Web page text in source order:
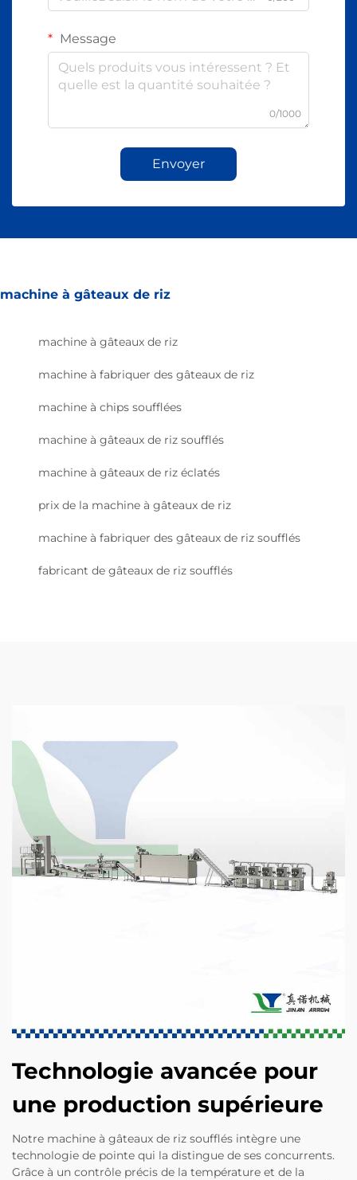
Message
0/1000
Envoyer
machine à gâteaux de riz
machine à gâteaux de riz
machine à fabriquer des gâteaux de riz
machine à chips soufflées
machine à gâteaux de riz soufflés
machine à gâteaux de riz éclatés
prix de la machine à gâteaux de riz
machine à fabriquer des gâteaux de riz soufflés
fabricant de gâteaux de riz soufflés
Technologie avancée pour
une production supérieure
Notre machine à gâteaux de riz soufflés intègre une
technologie de pointe qui la distingue de ses concurrents.
Grâce à un contrôle précis de la température et de la